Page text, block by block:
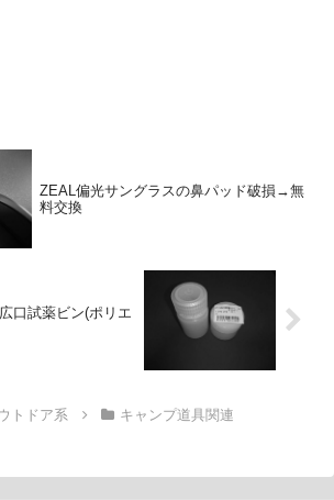
ZEAL偏光サングラスの鼻パッド破損→無
料交換
口試薬ビン(ポリエ
トドア系 キャンプ道具関連